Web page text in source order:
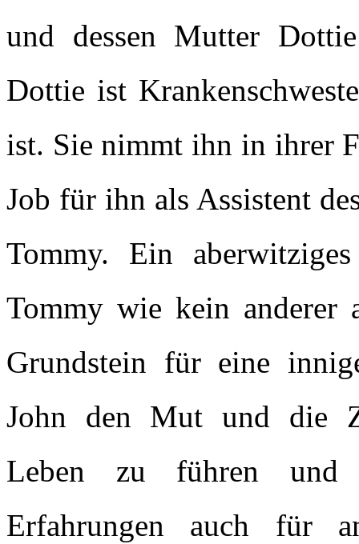
und dessen Mutter
Dottie ist
ist. Sie nimmt ihn in ihrer
Job für ihn als Assistent
Tommy. Ein
Tommy wie kein anderer
Grundstein für eine
John den Mut und die
Leben zu führen und
Erfahrungen auch für